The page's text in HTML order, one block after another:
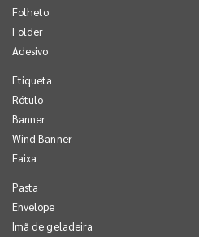
Folheto
Folder
Adesivo
Etiqueta
Rótulo
Banner
Wind Banner
Faixa
Pasta
Envelope
Imã de geladeira